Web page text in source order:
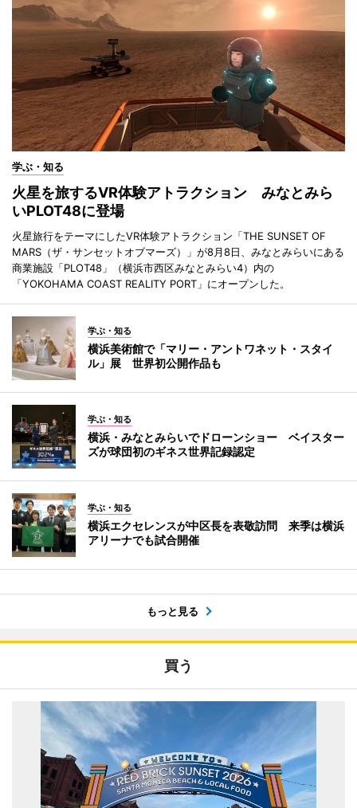
学ぶ・知る
火星を旅するVR体験アトラクション みなとみら
いPLOT48に登場
火星旅行をテーマにしたVR体験アトラクション「THE SUNSET OF
MARS（ザ・サンセットオブマーズ）」が8月8日、みなとみらいにある
商業施設「PLOT48」（横浜市西区みなとみらい4）内の
「YOKOHAMA COAST REALITY PORT」にオープンした。
学ぶ・知る
横浜美術館で「マリー・アントワネット・スタイ
ル」展 世界初公開作品も
学ぶ・知る
横浜・みなとみらいでドローンショー ベイスター
ズが球団初のギネス世界記録認定
学ぶ・知る
横浜エクセレンスが中区長を表敬訪問 来季は横浜
アリーナでも試合開催
もっと見る
買う